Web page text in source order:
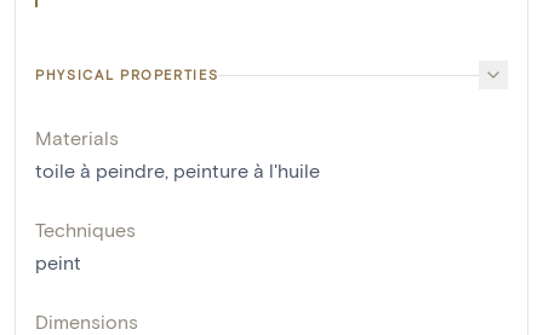
PHYSICAL PROPERTIES
Materials
toile à peindre, peinture à l'huile
Techniques
peint
Dimensions